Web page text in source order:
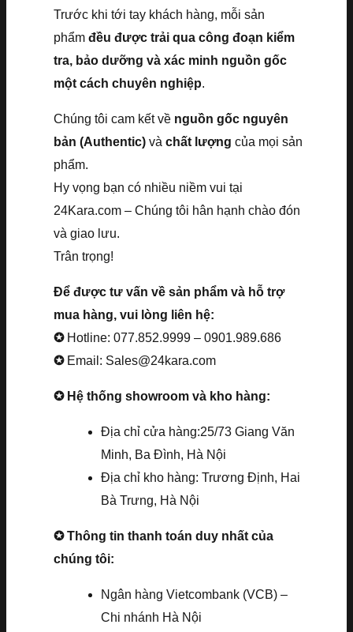
Trước khi tới tay khách hàng, mỗi sản
phẩm đều được trải qua công đoạn kiểm
tra, bảo dưỡng và xác minh nguồn gốc
một cách chuyên nghiệp.
Chúng tôi cam kết về nguồn gốc nguyên
bản (Authentic) và chất lượng của mọi sản
phẩm.
Hy vọng bạn có nhiều niềm vui tại
24Kara.com – Chúng tôi hân hạnh chào đón
và giao lưu.
Trân trọng!
Để được tư vấn về sản phẩm và hỗ trợ
mua hàng, vui lòng liên hệ:
✪ Hotline: 077.852.9999 – 0901.989.686
✪ Email: Sales@24kara.com
✪ Hệ thống showroom và kho hàng:
Địa chỉ cửa hàng:25/73 Giang Văn
Minh, Ba Đình, Hà Nội
Địa chỉ kho hàng: Trương Định, Hai
Bà Trưng, Hà Nội
✪ Thông tin thanh toán duy nhất của
chúng tôi:
Ngân hàng Vietcombank (VCB) –
Chi nhánh Hà Nội